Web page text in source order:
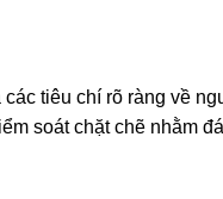
tiêu chí rõ ràng về
soát chặt chẽ nhằm